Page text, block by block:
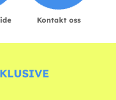
Kontakt oss